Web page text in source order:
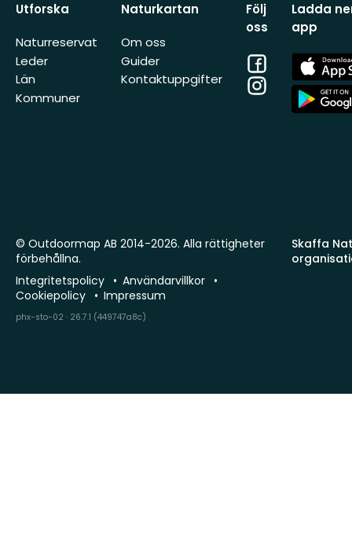
Utforska
Naturreservat
Leder
Län
Kommuner
Naturkartan
Om oss
Guider
Kontaktuppgifter
Följ
oss
Facebook
Instagram
Ladda
app
App
Store
App
Store
Skaffa
© Outdoormap AB 2014-2026. Alla rättigheter
förbehållna.
Integritetspolicy
Användarvillkor
Cookiepolicy
Impressum
phx-sto-02 · 26.7.1 (449747a8c)